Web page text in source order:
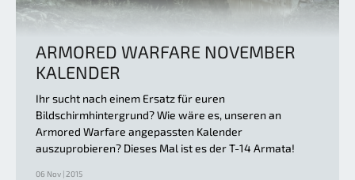
ARMORED WARFARE NOVEMBER
KALENDER
Ihr sucht nach einem Ersatz für euren
Bildschirmhintergrund? Wie wäre es, unseren an
Armored Warfare angepassten Kalender
auszuprobieren? Dieses Mal ist es der T-14 Armata!
06 Nov | 2015